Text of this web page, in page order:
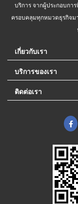
บริการ จากผู้ประกอบกา
ครอบคลุมทุกหมวดธุรกิจม
เกี่ยวกับเรา
บริการของเรา
ติดต่อเรา